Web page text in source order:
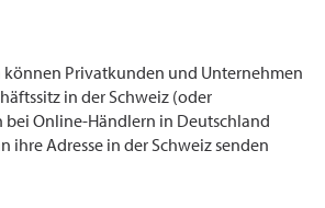
können Privatkunden und Unternehmen
in der Schweiz (oder
bei Online-Händlern in Deutschland
ihre Adresse in der Schweiz senden